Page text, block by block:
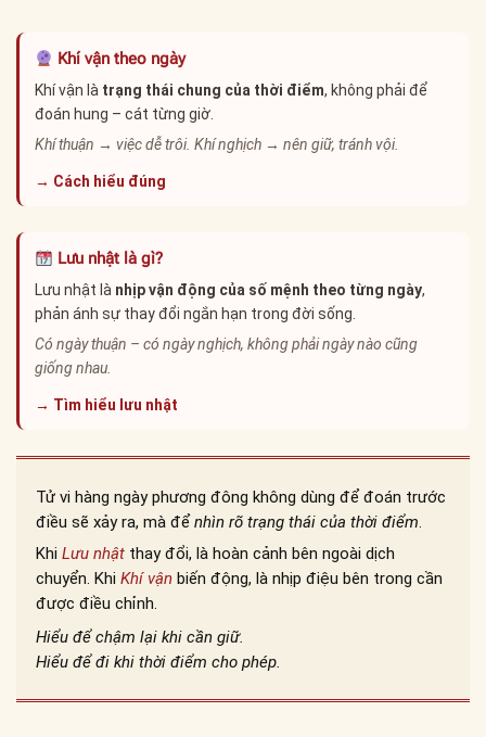
Khí vận theo ngày
Khí vận là trạng thái chung của thời điểm, không phải để
đoán hung – cát từng giờ.
Khí thuận → việc dễ trôi. Khí nghịch → nên giữ, tránh vội.
→ Cách hiểu đúng
Lưu nhật là gì?
Lưu nhật là nhịp vận động của số mệnh theo từng ngày,
phản ánh sự thay đổi ngắn hạn trong đời sống.
Có ngày thuận – có ngày nghịch, không phải ngày nào cũng
giống nhau.
→ Tìm hiểu lưu nhật
Tử vi hàng ngày phương đông không dùng để đoán trước
điều sẽ xảy ra, mà đểnhìn rõ trạng thái của thời điểm.
Khi Lưu nhật thay đổi, là hoàn cảnh bên ngoài dịch
chuyển. Khi Khí vận biến động, là nhịp điệu bên trong cần
được điều chỉnh.
Hiểu để chậm lại khi cần giữ.
Hiểu để đi khi thời điểm cho phép.